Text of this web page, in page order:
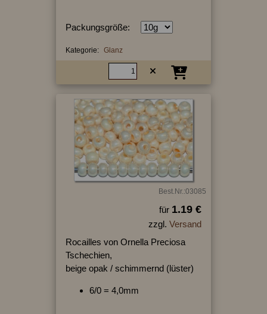
Packungsgröße:
Kategorie: Glanz
Best.Nr.:03085
für 1.19 €
zzgl. Versand
Rocailles von Ornella Preciosa
Tschechien,
beige opak / schimmernd (lüster)
6/0 = 4,0mm